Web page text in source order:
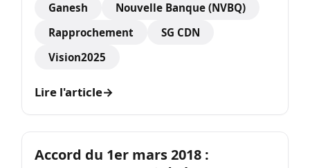
Ganesh
Nouvelle Banque (NVBQ)
Rapprochement
SG CDN
Vision2025
Lire l'article→
Accord du 1er mars 2018 :